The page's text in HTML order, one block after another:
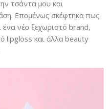
τσάντα μου και
Επομένως σκέφτηκα πως
νέο ξεχωριστό brand,
lipgloss και άλλα beauty